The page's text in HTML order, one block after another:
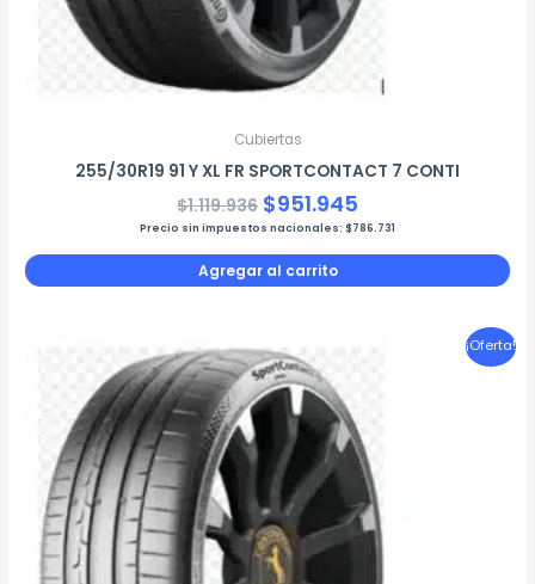
Cubiertas
255/30R19 91 Y XL FR SPORTCONTACT 7 CONTI
$1.119.936 $951.945
Precio sin impuestos nacionales: $786.731
Agregar al carrito
¡Oferta!
El
precio
original
era:
$969.617.
actual
es:
$824.174.